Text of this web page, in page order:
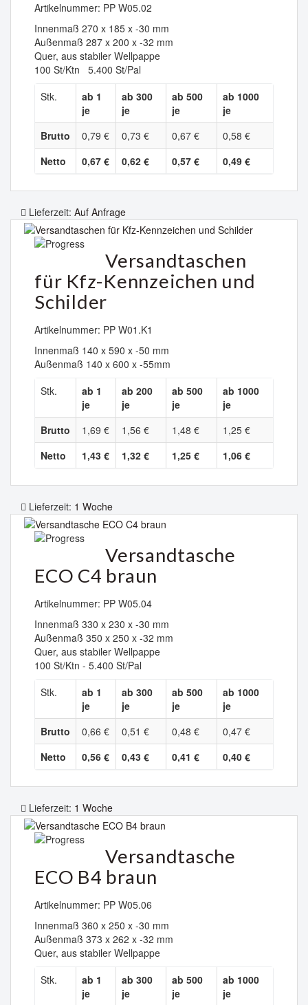
Artikelnummer: PP W05.02
Innenmaß 270 x 185 x -30 mm
Außenmaß 287 x 200 x -32 mm
Quer, aus stabiler Wellpappe
100 St/Ktn 5.400 St/Pal
Stk.
ab 1
je
ab 300
je
ab 500
je
ab 1000
je
Brutto
0,79 € 0,73 € 0,67 €
0,58 €
Netto
0,67 € 0,62 € 0,57 € 0,49 €
Lieferzeit: Auf Anfrage
Versandtaschen
für Kfz-Kennzeichen und
Schilder
Artikelnummer: PP W01.K1
Innenmaß 140 x 590 x -50 mm
Außenmaß 140 x 600 x -55mm
Stk.
ab 1
je
ab 200
je
ab 500
je
ab 1000
je
Brutto
1,69 € 1,56 € 1,48 €
1,25 €
Netto
1,43 € 1,32 € 1,25 € 1,06 €
Lieferzeit: 1 Woche
Versandtasche
ECO C4 braun
Artikelnummer: PP W05.04
Innenmaß 330 x 230 x -30 mm
Außenmaß 350 x 250 x -32 mm
Quer, aus stabiler Wellpappe
100 St/Ktn - 5.400 St/Pal
Stk.
ab 1
je
ab 300
je
ab 500
je
ab 1000
je
Brutto
0,66 € 0,51 € 0,48 €
0,47 €
Netto
0,56 € 0,43 € 0,41 € 0,40 €
Lieferzeit: 1 Woche
Versandtasche
ECO B4 braun
Artikelnummer: PP W05.06
Innenmaß 360 x 250 x -30 mm
Außenmaß 373 x 262 x -32 mm
Quer, aus stabiler Wellpappe
Stk.
ab 1
je
ab 300
je
ab 500
je
ab 1000
je